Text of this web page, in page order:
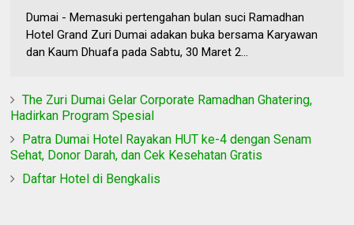
Dumai - Memasuki pertengahan bulan suci Ramadhan
Hotel Grand Zuri Dumai adakan buka bersama Karyawan
dan Kaum Dhuafa pada Sabtu, 30 Maret 2...
The Zuri Dumai Gelar Corporate Ramadhan Ghatering,
Hadirkan Program Spesial
Patra Dumai Hotel Rayakan HUT ke-4 dengan Senam
Sehat, Donor Darah, dan Cek Kesehatan Gratis
Daftar Hotel di Bengkalis